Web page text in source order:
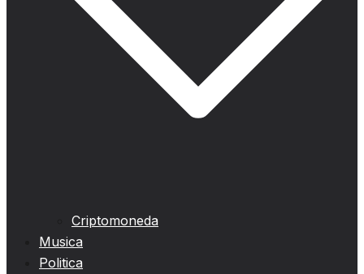
Criptomoneda
Musica
Politica